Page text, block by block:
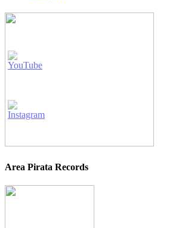
Area Pirata Records